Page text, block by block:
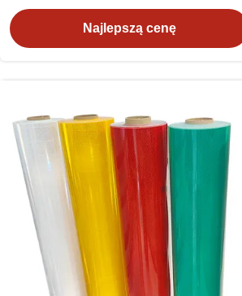
Odblaskowy Film Winylowy do znaków
drogowych ODM
Najlepszą cenę